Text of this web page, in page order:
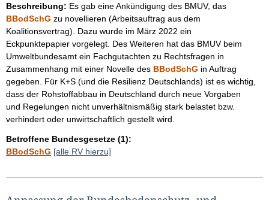
Beschreibung: Es gab eine Ankündigung des BMUV, das
BBodSchG zu novellieren (Arbeitsauftrag aus dem
Koalitionsvertrag). Dazu wurde im März 2022 ein
Eckpunktepapier vorgelegt. Des Weiteren hat das BMUV beim
Umweltbundesamt ein Fachgutachten zu Rechtsfragen in
Zusammenhang mit einer Novelle des BBodSchG in Auftrag
gegeben. Für K+S (und die Resilienz Deutschlands) ist es wichtig,
dass der Rohstoffabbau in Deutschland durch neue Vorgaben
und Regelungen nicht unverhältnismäßig stark belastet bzw.
verhindert oder unwirtschaftlich gestellt wird.
Betroffene Bundesgesetze (1):
BBodSchG [alle RV hierzu]